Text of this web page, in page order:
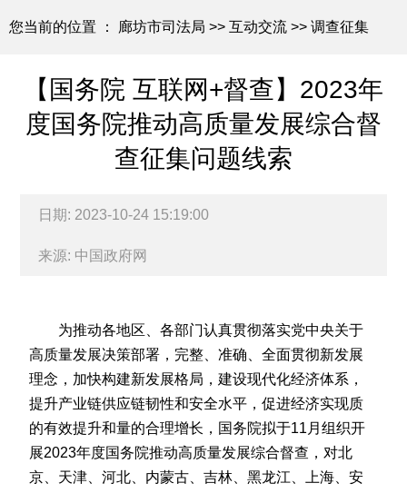
您当前的位置 ： 廊坊市司法局 >> 互动交流 >> 调查征集
【国务院 互联网+督查】2023年
度国务院推动高质量发展综合督
查征集问题线索
日期: 2023-10-24 15:19:00
来源: 中国政府网
为推动各地区、各部门认真贯彻落实党中央关于
高质量发展决策部署，完整、准确、全面贯彻新发展
理念，加快构建新发展格局，建设现代化经济体系，
提升产业链供应链韧性和安全水平，促进经济实现质
的有效提升和量的合理增长，国务院拟于11月组织开
展2023年度国务院推动高质量发展综合督查，对北
京、天津、河北、内蒙古、吉林、黑龙江、上海、安